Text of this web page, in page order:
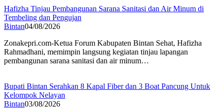
Hafizha Tinjau Pembangunan Sarana Sanitasi dan Air Minum di
Tembeling dan Pengujan
Bintan04/08/2026
Zonakepri.com-Ketua Forum Kabupaten Bintan Sehat, Hafizha
Rahmadhani, memimpin langsung kegiatan tinjau lapangan
pembangunan sarana sanitasi dan air minum…
Bupati Bintan Serahkan 8 Kapal Fiber dan 3 Boat Pancung Untuk
Kelompok Nelayan
Bintan03/08/2026